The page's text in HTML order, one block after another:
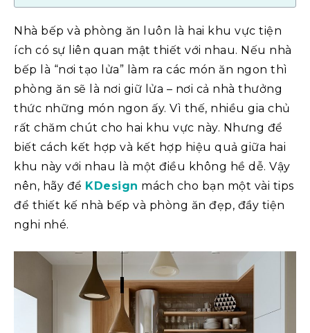
Nhà bếp và phòng ăn luôn là hai khu vực tiện
ích có sự liên quan mật thiết với nhau. Nếu nhà
bếp là “nơi tạo lửa” làm ra các món ăn ngon thì
phòng ăn sẽ là nơi giữ lửa – nơi cả nhà thưởng
thức những món ngon ấy. Vì thế, nhiều gia chủ
rất chăm chút cho hai khu vực này. Nhưng để
biết cách kết hợp và kết hợp hiệu quả giữa hai
khu này với nhau là một điều không hề dễ. Vậy
nên, hãy để KDesign mách cho bạn một vài tips
để thiết kế nhà bếp và phòng ăn đẹp, đầy tiện
nghi nhé.